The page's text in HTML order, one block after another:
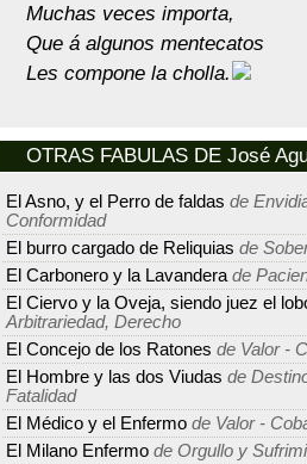
Muchas veces importa,
Que á algunos mentecatos
Les compone la cholla.
OTRAS FABULAS DE José
El Asno, y el Perro de faldas de
Conformidad
El burro cargado de Reliquias de
El Carbonero y la Lavandera de
El Ciervo y la Oveja, siendo juez el
Arbitrariedad, Derecho
El Concejo de los Ratones de Valor -
El Hombre y las dos Viudas de
Fatalidad
El Médico y el Enfermo de Valor -
El Milano Enfermo de Orgullo y